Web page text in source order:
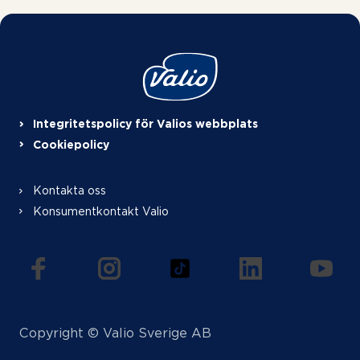
Integritetspolicy för Valios webbplats
Cookiepolicy
Kontakta oss
Konsumentkontakt Valio
(öppnas i en ny flik)(öppnas i en ny flik)(öppnas i en ny flik)
(öppnas i en ny
Copyright © Valio Sverige AB